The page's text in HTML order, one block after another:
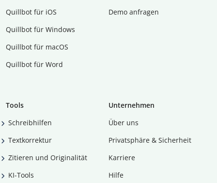
Quillbot für iOS
Quillbot für Windows
Quillbot für macOS
Quillbot für Word
Demo anfragen
Tools
Schreibhilfen
Textkorrektur
Zitieren und Originalität
KI-Tools
Unternehmen
Über uns
Privatsphäre & Sicherheit
Karriere
Hilfe